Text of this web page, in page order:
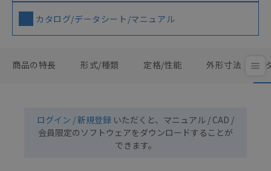
カタログ/データシート/マニュアル
商品の特長 形式/種類 定格/性能 外形寸法
ログイン / 新規登録 いただくと、マニュアル / CAD /
会員限定のソフトウェアをダウンロードすることが
できます。